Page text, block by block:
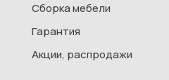
Сборка мебели
Гарантия
Акции, распродажи